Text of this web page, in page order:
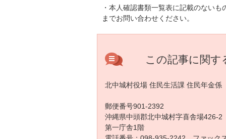
・本人確認書類一覧表に記載のない
までお問い合わせください。
この記事に関す
北中城村役場 住民生活課 住民年金係
郵便番号901-2392
沖縄県中頭郡北中城村字喜舎場426-2
第一庁舎1階